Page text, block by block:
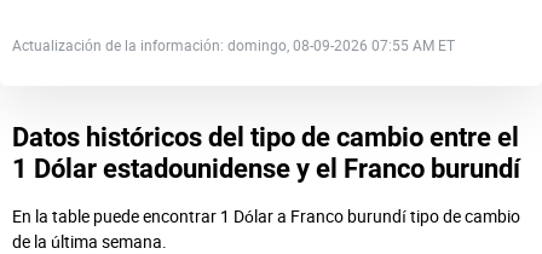
Actualización de la información: domingo, 08-09-2026 07:55 AM ET
Datos históricos del tipo de cambio entre el
1 Dólar estadounidense y el Franco burundí
En la table puede encontrar 1 Dólar a Franco burundí tipo de cambio
de la última semana.